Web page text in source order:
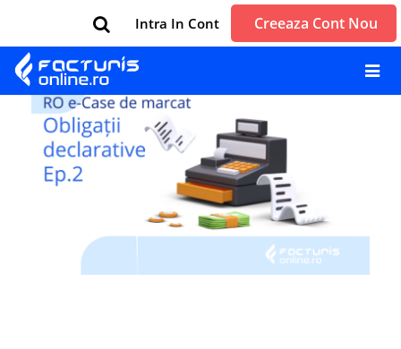
Intra In Cont Creeaza Cont Nou